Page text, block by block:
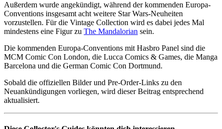
Außerdem wurde angekündigt, während der kommenden Europa-
Conventions insgesamt acht weitere Star Wars-Neuheiten
vorzustellen. Für die Vintage Collection wird es dabei jedes Mal
mindestens eine Figur zu The Mandalorian sein.
Die kommenden Europa-Conventions mit Hasbro Panel sind die
MCM Comic Con London, die Lucca Comics & Games, die Manga
Barcelona und die German Comic Con Dortmund.
Sobald die offiziellen Bilder und Pre-Order-Links zu den
Neuankündigungen vorliegen, wird dieser Beitrag entsprechend
aktualisiert.